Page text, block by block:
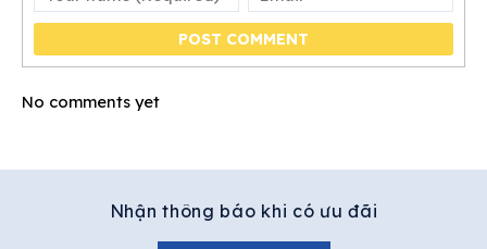
POST COMMENT
No comments yet
Nhận thông báo khi có ưu đãi